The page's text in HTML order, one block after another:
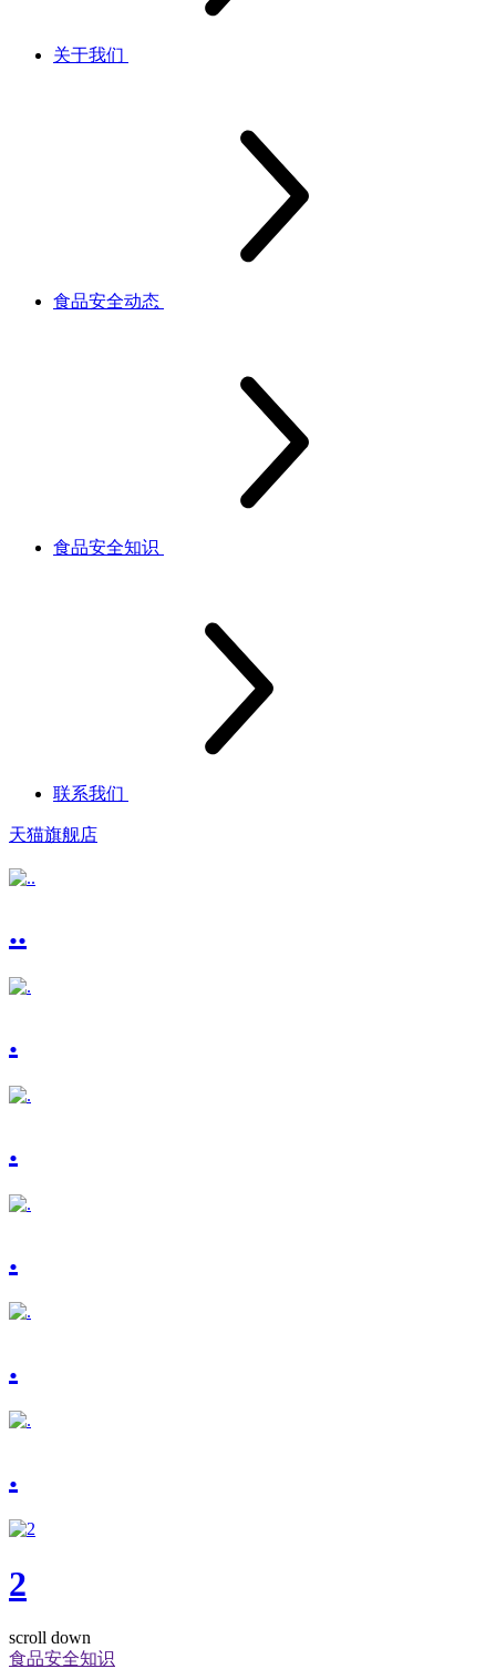
关于我们
食品安全动态
食品安全知识
联系我们
天猫旗舰店
..
.
.
.
.
.
2
scroll down
食品安全知识